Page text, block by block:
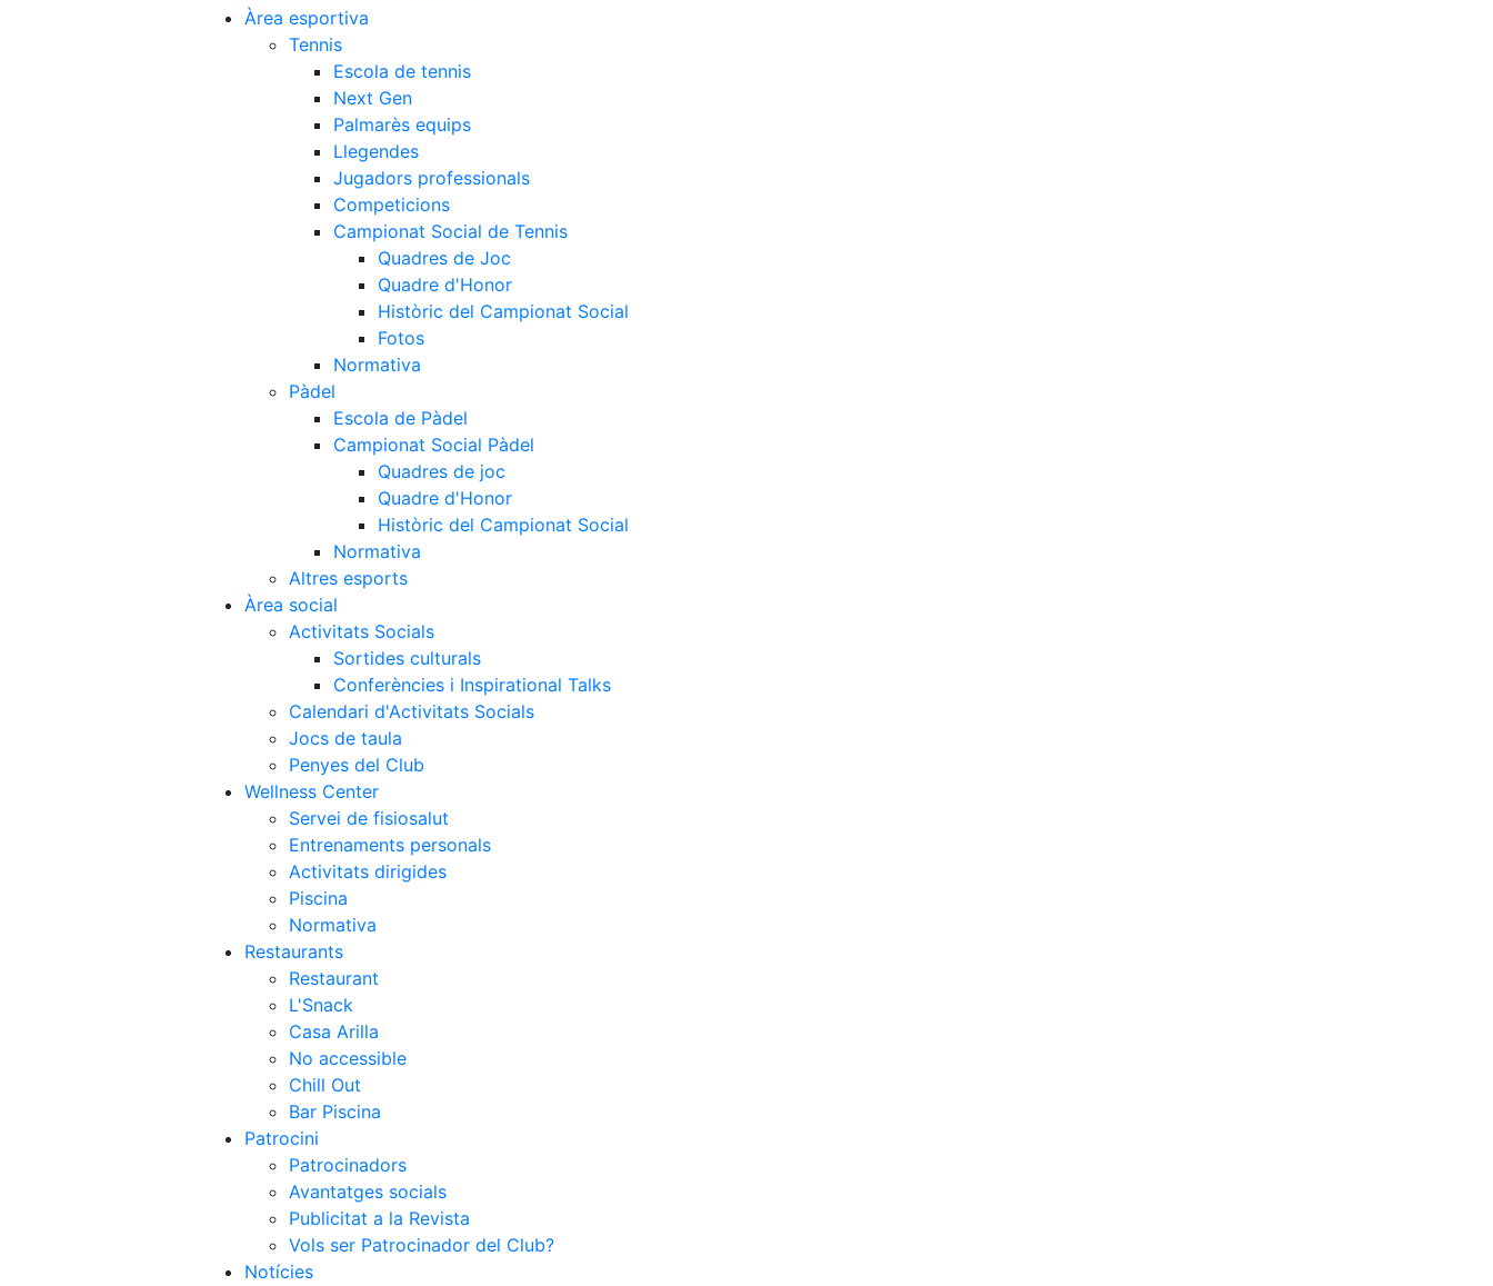
Àrea esportiva
Tennis
Escola de tennis
Next Gen
Palmarès equips
Llegendes
Jugadors professionals
Competicions
Campionat Social de Tennis
Quadres de Joc
Quadre d'Honor
Històric del Campionat Social
Fotos
Normativa
Pàdel
Escola de Pàdel
Campionat Social Pàdel
Quadres de joc
Quadre d'Honor
Històric del Campionat Social
Normativa
Altres esports
Àrea social
Activitats Socials
Sortides culturals
Conferències i Inspirational Talks
Calendari d'Activitats Socials
Jocs de taula
Penyes del Club
Wellness Center
Servei de fisiosalut
Entrenaments personals
Activitats dirigides
Piscina
Normativa
Restaurants
Restaurant
L'Snack
Casa Arilla
No accessible
Chill Out
Bar Piscina
Patrocini
Patrocinadors
Avantatges socials
Publicitat a la Revista
Vols ser Patrocinador del Club?
Notícies